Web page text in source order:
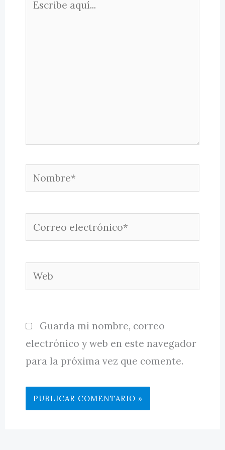
Nombre*
Correo
electrónico*
Web
Guarda mi nombre, correo
electrónico y web en este navegador
para la próxima vez que comente.